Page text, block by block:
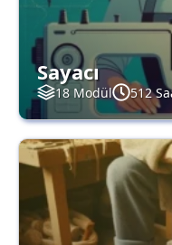
Sayacı
18 Modül 512